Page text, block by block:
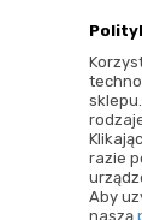
razie
Aby
naszą